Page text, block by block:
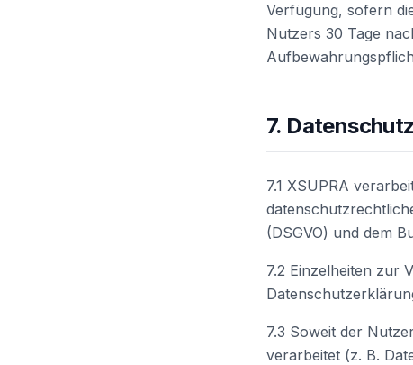
Verfügung, sofern
Nutzers 30 Tage
7.
7.1 XSUPRA
(DSGVO) und dem
7.2 Einzelheiten zur
7.3 Soweit der
verarbeitet (z. B.